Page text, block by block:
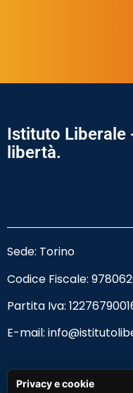
Istituto Liberale
libertà.
Sede: Torino
Codice Fiscale:
Partita Iva:
E-mail:
Privacy e cookie